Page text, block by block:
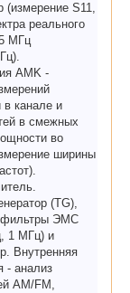
(измерение S11,
реального
МГц
AMK -
канале и
в смежных
во
ширины
(TG),
фильтры ЭМС
1 МГц) и
Внутренняя
- анализ
AM/FM,